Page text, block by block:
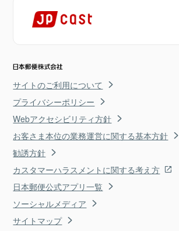
サイトのご利用について
プライバシーポリシー
Webアクセシビリティ方針
お客さま本位の業務運営に関する基本方針
勧誘方針
カスタマーハラスメントに関する考え方
日本郵便公式アプリ一覧
ソーシャルメディア
サイトマップ